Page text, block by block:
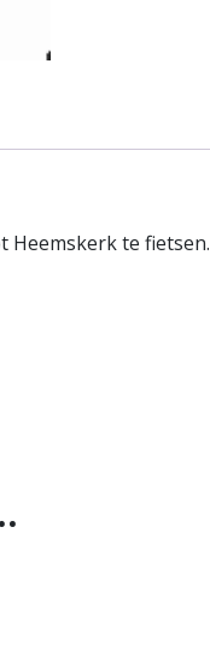
Heemskerk te fietsen.